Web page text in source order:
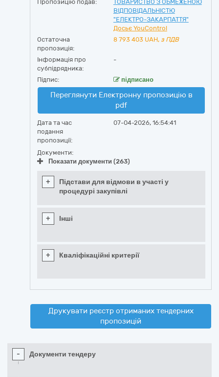
Пропозицію подав:
ТОВАРИСТВО З ОБМЕЖЕНОЮ
ВІДПОВІДАЛЬНІСТЮ
"ЕЛЕКТРО-ЗАКАРПАТТЯ"
Досьє YouControl
Остаточна
пропозиція:
8 793 403 UAH, з ПДВ
Інформація про
субпідрядника:
-
Підпис: підписано
Переглянути Електронну пропозицію в
pdf
Дата та час
подання
пропозиції:
07-04-2026, 16:54:41
Документи:
Показати документи (263)
+
Підстави для відмови в участі у
процедурі закупівлі
+ Інші
+ Кваліфікаційні критерії
Друкувати реєстр отриманих тендерних
пропозицій
- Документи тендеру